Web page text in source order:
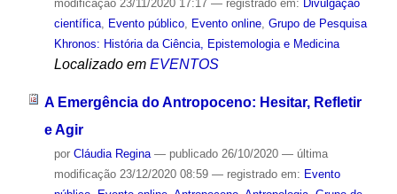
modificação23/11/2020 17:17 — registrado em: Divulgação
científica, Evento público, Evento online, Grupo de Pesquisa
Khronos: História da Ciência, Epistemologia e Medicina
Localizado em EVENTOS
A Emergência do Antropoceno: Hesitar, Refletir
e Agir
por Cláudia Regina — publicado26/10/2020 — última
modificação23/12/2020 08:59 — registrado em: Evento